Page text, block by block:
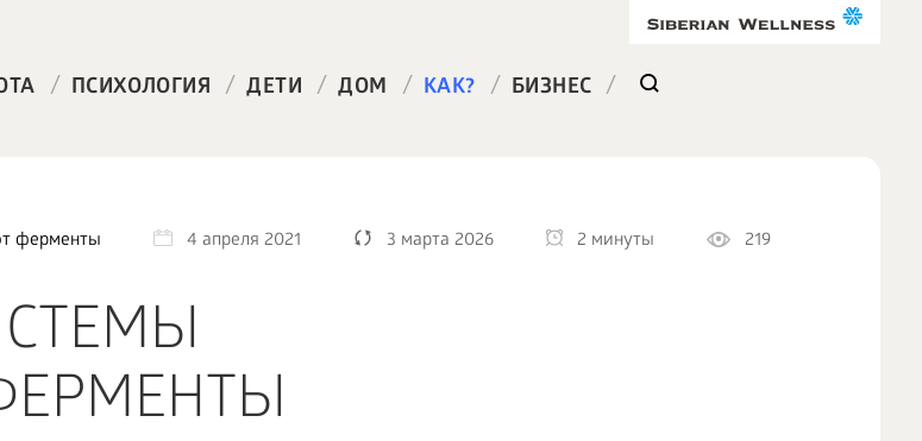
/ ПСИХОЛОГИЯ / ДЕТИ / ДОМ / КАК? / БИЗНЕС /
ферменты 4 апреля 2021 3 марта 2026 2 минуты 219